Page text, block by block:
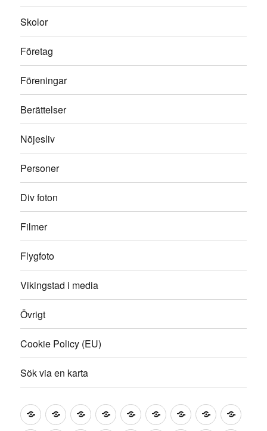
Skolor
Företag
Föreningar
Berättelser
Nöjesliv
Personer
Div foton
Filmer
Flygfoto
Vikingstad i media
Övrigt
Cookie Policy (EU)
Sök via en karta
Välkommen!
SamhälletSäterierByar AffärerSkolorFöretagFöreningar